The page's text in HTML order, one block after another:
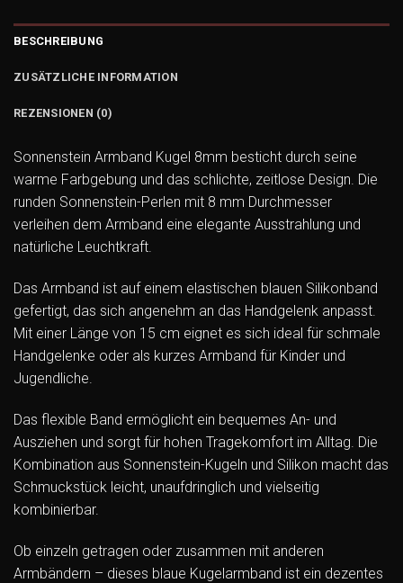
BESCHREIBUNG
ZUSÄTZLICHE INFORMATION
REZENSIONEN (0)
Sonnenstein Armband Kugel 8mm besticht durch seine
warme Farbgebung und das schlichte, zeitlose Design. Die
runden Sonnenstein-Perlen mit 8 mm Durchmesser
verleihen dem Armband eine elegante Ausstrahlung und
natürliche Leuchtkraft.
Das Armband ist auf einem elastischen blauen Silikonband
gefertigt, das sich angenehm an das Handgelenk anpasst.
Mit einer Länge von 15 cm eignet es sich ideal für schmale
Handgelenke oder als kurzes Armband für Kinder und
Jugendliche.
Das flexible Band ermöglicht ein bequemes An- und
Ausziehen und sorgt für hohen Tragekomfort im Alltag. Die
Kombination aus Sonnenstein-Kugeln und Silikon macht das
Schmuckstück leicht, unaufdringlich und vielseitig
kombinierbar.
Ob einzeln getragen oder zusammen mit anderen
Armbändern – dieses blaue Kugelarmband ist ein dezentes